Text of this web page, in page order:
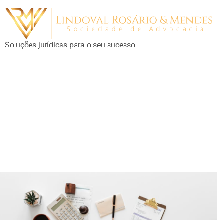
Soluções jurídicas para o seu sucesso.